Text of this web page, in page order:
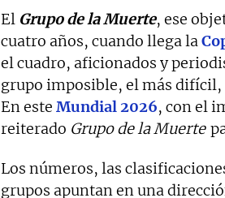
El Grupo de la Muerte, ese
cuatro años, cuando llega la
el cuadro, aficionados y
grupo imposible, el más
En este Mundial 2026, con el
reiterado Grupo de la Muerte
Los números, las
grupos apuntan en una